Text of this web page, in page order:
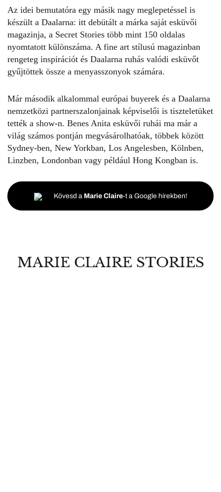
Az idei bemutatóra egy másik nagy meglepetéssel is
készült a Daalarna: itt debütált a márka saját esküvői
magazinja, a Secret Stories több mint 150 oldalas
nyomtatott különszáma. A fine art stílusú magazinban
rengeteg inspirációt és Daalarna ruhás valódi esküvőt
gyűjtöttek össze a menyasszonyok számára.
Már második alkalommal európai buyerek és a Daalarna
nemzetközi partnerszalonjainak képviselői is tiszteletüket
tették a show-n. Benes Anita esküvői ruhái ma már a
világ számos pontján megvásárolhatóak, többek között
Sydney-ben, New Yorkban, Los Angelesben, Kölnben,
Linzben, Londonban vagy például Hong Kongban is.
Kövesd a Marie Claire-t a Google hírekben!
MARIE CLAIRE STORIES